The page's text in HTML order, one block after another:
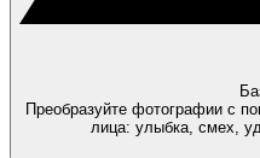
Преобразуйте фотографии с
лица: улыбка, смех,